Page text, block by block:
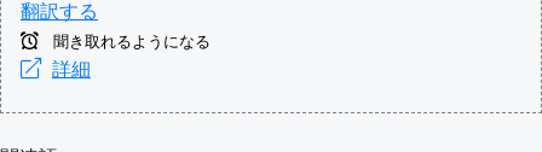
翻訳する
聞き取れるようになる
詳細